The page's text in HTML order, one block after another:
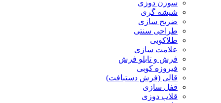
سوزن دوزی
شیشه گری
ضریح سازی
طراحی سنتی
طلاکوبی
علامت سازی
فرش و تابلو فرش
فیروزه کوبی
قالی (فرش دستبافت)
قفل سازی
قلاب دوزی